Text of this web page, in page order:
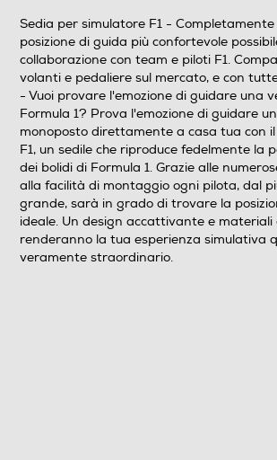
professionisti Sedile imbottito in
qualità Qualità costruttiva superiore e
G27 Gearshift Support incluso
Accessori in dotazione
Manuale di istruzioni Strumenti per un
e veloce Scheda di garanzia
Descrizione marketing
Vuoi provare l'emozione di guidare una
Formula 1! Prova l'emozione di guidare
Sedia per simulatore F1 -
posizione di guida più confortevole
collaborazione con team e piloti F1.
volanti e pedaliere sul mercato, e con
- Vuoi provare l'emozione di guidare una
Formula 1? Prova l'emozione di guidare
monoposto direttamente a casa tua con
F1, un sedile che riproduce fedelmente la
dei bolidi di Formula 1. Grazie alle
alla facilità di montaggio ogni pilota, dal
grande, sarà in grado di trovare la
ideale. Un design accattivante e materiali
renderanno la tua esperienza simulativa
veramente straordinario.